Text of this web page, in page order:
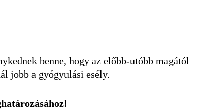
benne, hogy az előbb-utóbb magától
jobb a gyógyulási esély.